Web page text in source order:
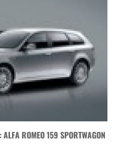
ROMEO 159 SPORTWAGON